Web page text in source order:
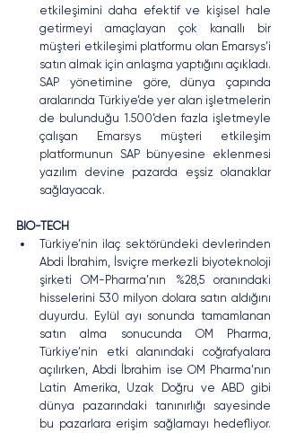
etkileşimini daha efektif ve kişisel hale
getirmeyi amaçlayan çok kanallı bir
müşteri etkileşimi platformu olan Emarsys’i
satın almak için anlaşma yaptığını açıkladı.
SAP yönetimine göre, dünya çapında
aralarında Türkiye’de yer alan işletmelerin
de bulunduğu 1.500’den fazla işletmeyle
çalışan Emarsys müşteri etkileşim
platformunun SAP bünyesine eklenmesi
yazılım devine pazarda eşsiz olanaklar
sağlayacak.
BIO-TECH
Türkiye’nin ilaç sektöründeki devlerinden
Abdi İbrahim, İsviçre merkezli biyoteknoloji
şirketi OM-Pharma’nın %28,5 oranındaki
hisselerini 530 milyon dolara satın aldığını
duyurdu. Eylül ayı sonunda tamamlanan
satın alma sonucunda OM Pharma,
Türkiye’nin etki alanındaki coğrafyalara
açılırken, Abdi İbrahim ise OM Pharma’nın
Latin Amerika, Uzak Doğru ve ABD gibi
dünya pazarındaki tanınırlığı sayesinde
bu pazarlara erişim sağlamayı hedefliyor.